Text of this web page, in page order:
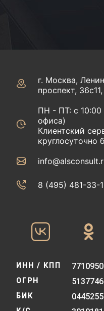
г. Москва,
проспект,
ПН - ПТ: с 10:00
офиса)
Клиентский
круглосуточно
8 (495) 481-33-
ИНН / КПП
ОГРН
БИК